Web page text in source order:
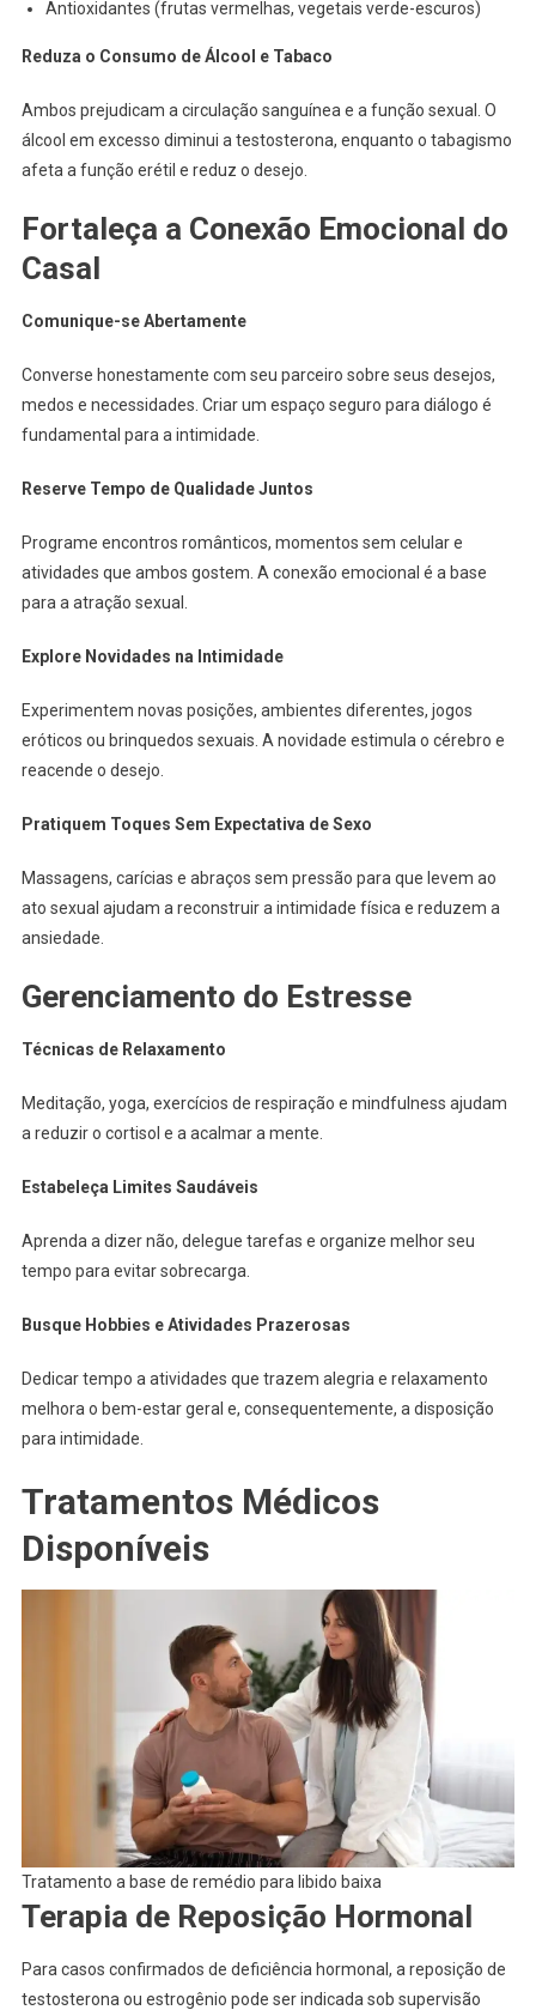
Antioxidantes (frutas vermelhas, vegetais verde-escuros)
Reduza o Consumo de Álcool e Tabaco
Ambos prejudicam a circulação sanguínea e a função sexual. O
álcool em excesso diminui a testosterona, enquanto o tabagismo
afeta a função erétil e reduz o desejo.
Fortaleça a Conexão Emocional do
Casal
Comunique-se Abertamente
Converse honestamente com seu parceiro sobre seus desejos,
medos e necessidades. Criar um espaço seguro para diálogo é
fundamental para a intimidade.
Reserve Tempo de Qualidade Juntos
Programe encontros românticos, momentos sem celular e
atividades que ambos gostem. A conexão emocional é a base
para a atração sexual.
Explore Novidades na Intimidade
Experimentem novas posições, ambientes diferentes, jogos
eróticos ou brinquedos sexuais. A novidade estimula o cérebro e
reacende o desejo.
Pratiquem Toques Sem Expectativa de Sexo
Massagens, carícias e abraços sem pressão para que levem ao
ato sexual ajudam a reconstruir a intimidade física e reduzem a
ansiedade.
Gerenciamento do Estresse
Técnicas de Relaxamento
Meditação, yoga, exercícios de respiração e mindfulness ajudam
a reduzir o cortisol e a acalmar a mente.
Estabeleça Limites Saudáveis
Aprenda a dizer não, delegue tarefas e organize melhor seu
tempo para evitar sobrecarga.
Busque Hobbies e Atividades Prazerosas
Dedicar tempo a atividades que trazem alegria e relaxamento
melhora o bem-estar geral e, consequentemente, a disposição
para intimidade.
Tratamentos Médicos
Disponíveis
Tratamento a base de remédio para libido baixa
Terapia de Reposição Hormonal
Para casos confirmados de deficiência hormonal, a reposição de
testosterona ou estrogênio pode ser indicada sob supervisão